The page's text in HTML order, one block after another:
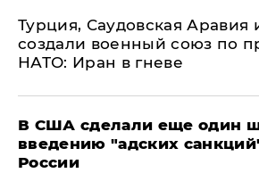
Турция, Саудовская Аравия
создали военный союз по
НАТО: Иран в гневе
В США сделали еще один
введению "адских
России